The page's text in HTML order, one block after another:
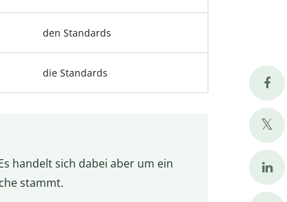
den Standards
die Standards
handelt sich dabei aber um ein
stammt.